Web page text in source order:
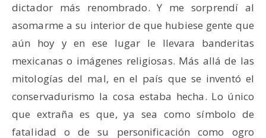
dictador más renombrado. Y me sorprendí al
asomarme a su interior de que hubiese gente que
aún hoy y en ese lugar le llevara banderitas
mexicanas o imágenes religiosas. Más allá de las
mitologías del mal, en el país que se inventó el
conservadurismo la cosa estaba hecha. Lo único
que extraña es que, ya sea como símbolo de
fatalidad o de su personificación como ogro